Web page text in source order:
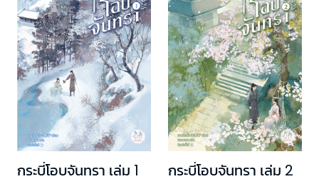
กระบี่โอบจันทรา เล่ม 1 กระบี่โอบจันทรา เล่ม 2